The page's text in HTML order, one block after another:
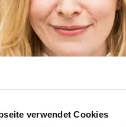
verwendet Cookies